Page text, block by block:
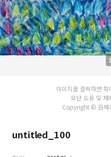
이미지를 클릭하면
무단 도용 및 재
Copyright © 원혜
untitled_100